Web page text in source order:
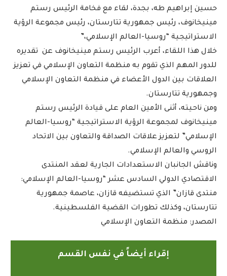
حسين إبراهيم طه، بجدة، لقاء مع فخامة الرئيس رستم
مينيخانوف، رئيس جمهورية تتارستان، رئيس مجموعة الرؤية
الاستراتيجية “روسيا-العالم الإسلامي،”
خلال هذا اللقاء، أعرب الرئيس رستم مينيخانوف عن تقديره
للدور المهم الذي تقوم به منظمة التعاون الإسلامي في تعزيز
العلاقات بين الدول الأعضاء في منظمة التعاون الإسلامي
وجمهورية تتارستان.
ومن ناحيته، أثنى الأمين العام على قيادة الرئيس رستم
مينيخانوف لمجموعة الرؤية الاستراتيجية “روسيا-العالم
الإسلامي” لتعزيز علاقات الصداقة والتعاون بين الاتحاد
الروسي والعالم الإسلامي.
وناقش الجانبان الاستعدادات الجارية لعقد المنتدى
الاقتصادي الدولي السادس عشر “روسيا-العالم الإسلامي:
منتدى قازان” الذي تستضيفه قازان، عاصمة جمهورية
تتارستان، وكذلك تطورات القضية الفلسطينية.
المصدر: منظمة التعاون الإسلامي
إقراء أيضاً في نفس القسم